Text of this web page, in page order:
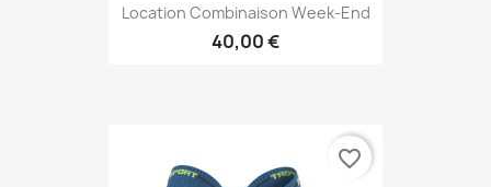
Location Combinaison Week-End
40,00 €
favorite_border